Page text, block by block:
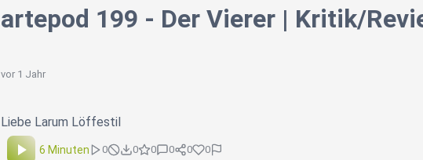
artepod 199 - Der Vierer | Kritik/
vor 1 Jahr
Liebe Larum Löffestil
6 Minuten 0 0 0 0 0 0